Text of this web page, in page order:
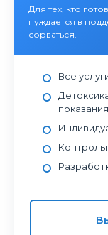
Для тех, кто
нуждается в
сорваться.
Все